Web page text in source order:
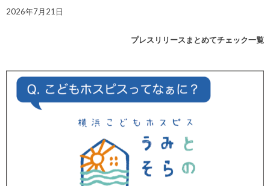
2026年7月21日
プレスリリースまとめてチェック一覧